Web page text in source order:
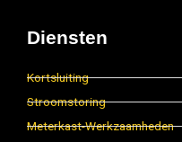
Diensten
Kortsluiting
Stroomstoring
Meterkast-Werkzaamheden